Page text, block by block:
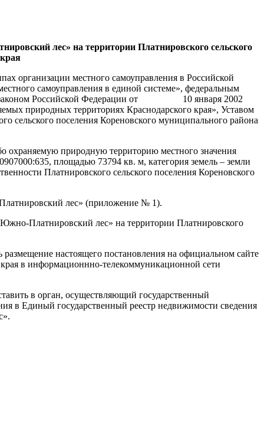
лес» на территории Платнировского сельского
местного самоуправления в Российской
самоуправления в единой системе», федеральным
законом Российской Федерации от 10 января 2002
природных территориях Краснодарского края», Уставом
сельского поселения Кореновского муниципального района
охраняемую природную территорию местного значения
площадью 73794 кв. м, категория земель – земли
Платнировского сельского поселения Кореновского
лес» (приложение № 1).
Платнировский лес» на территории Платнировского
настоящего постановления на официальном сайте
в информационнно-телекоммуникационной сети
в орган, осуществляющий государственный
в Единый государственный реестр недвижимости сведения